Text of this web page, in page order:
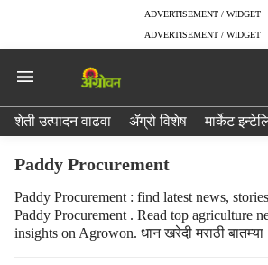
ADVERTISEMENT / WIDGET
ADVERTISEMENT / WIDGET
e
शेती उत्पादन वाढवा ॲग्रो विशेष मार्केट
Paddy Procurement
Paddy Procurement : find latest news,
Paddy Procurement . Read top agriculture
insights on Agrowon. धान खरेदी मराठी बातम्या